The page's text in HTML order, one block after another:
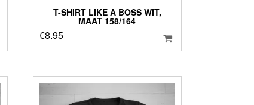
T-SHIRT LIKE A BOSS WIT,
MAAT 158/164
€8.95